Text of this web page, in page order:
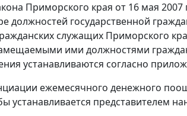
Приморского края от 16 мая 2007
должностей государственной
служащих Приморского
ими должностями
устанавливаются согласно
ежемесячного денежного
устанавливается представителем